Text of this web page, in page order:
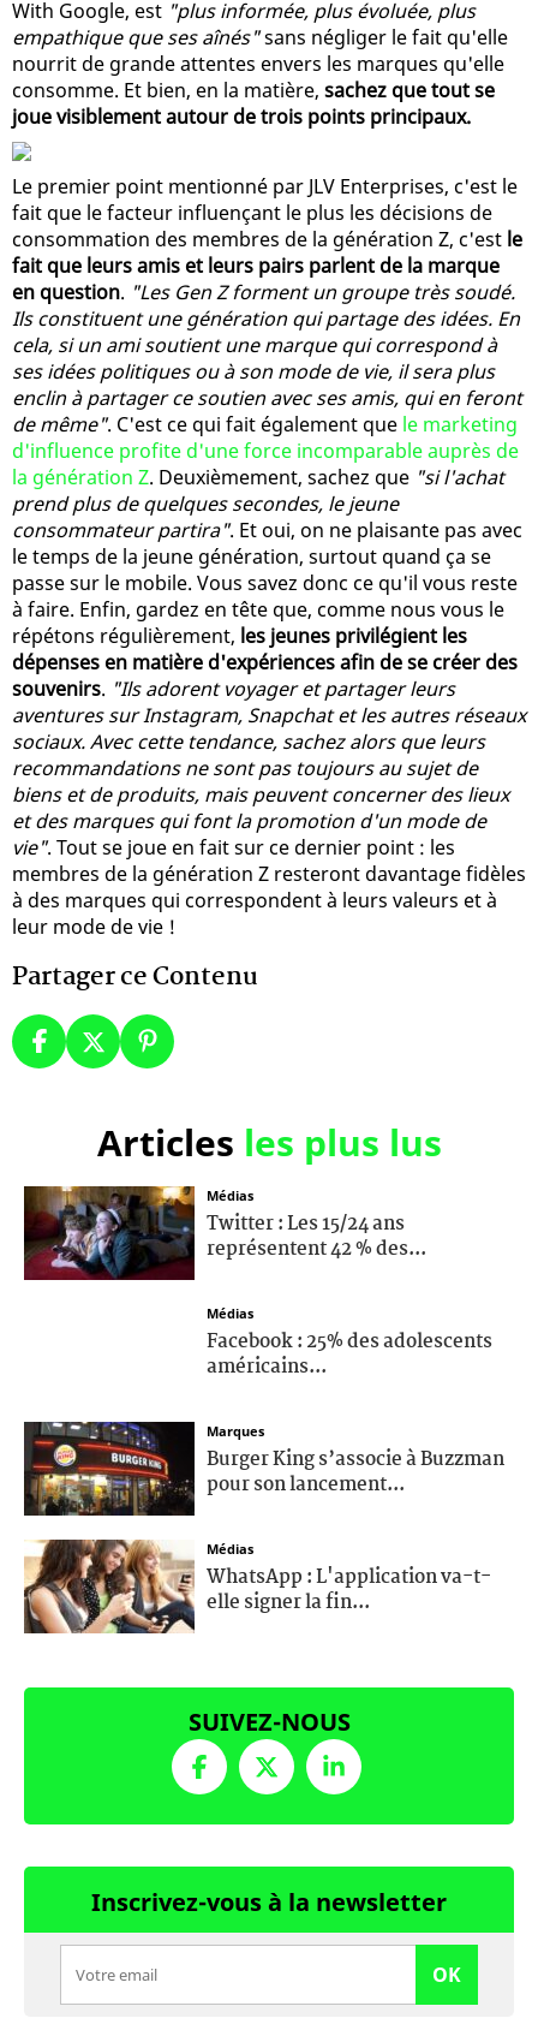
With Google, est "plus informée, plus évoluée, plus
empathique que ses aînés"sans négliger le fait qu'elle
nourrit de grande attentes envers les marques qu'elle
consomme. Et bien, en la matière, sachez que tout se
joue visiblement autour de trois points principaux.
Le premier point mentionné par JLV Enterprises, c'est le
fait que le facteur influençant le plus les décisions de
consommation des membres de la génération Z, c'est le
fait que leurs amis et leurs pairs parlent de la marque
en question. "Les Gen Z forment un groupe très soudé.
Ils constituent une génération qui partage des idées. En
cela, si un ami soutient une marque qui correspond à
ses idées politiques ou à son mode de vie, il sera plus
enclin à partager ce soutien avec ses amis, qui en feront
de même". C'est ce qui fait également que le marketing
d'influence profite d'une force incomparable auprès de
la génération Z. Deuxièmement, sachez que "si l'achat
prend plus de quelques secondes, le jeune
consommateur partira". Et oui, on ne plaisante pas avec
le temps de la jeune génération, surtout quand ça se
passe sur le mobile. Vous savez donc ce qu'il vous reste
à faire. Enfin, gardez en tête que, comme nous vous le
répétons régulièrement, les jeunes privilégient les
dépenses en matière d'expériences afin de se créer des
souvenirs. "Ils adorent voyager et partager leurs
aventures sur Instagram, Snapchat et les autres réseaux
sociaux. Avec cette tendance, sachez alors que leurs
recommandations ne sont pas toujours au sujet de
biens et de produits, mais peuvent concerner des lieux
et des marques qui font la promotion d'un mode de
vie". Tout se joue en fait sur ce dernier point : les
membres de la génération Z resteront davantage fidèles
à des marques qui correspondent à leurs valeurs et à
leur mode de vie !
Partager ce Contenu
Articles les plus lus
Médias
Twitter : Les 15/24 ans
représentent 42 % des...
Médias
Facebook : 25% des adolescents
américains...
Marques
Burger King s’associe à Buzzman
pour son lancement...
Médias
WhatsApp : L'application va-t-
elle signer la fin...
SUIVEZ-NOUS
Inscrivez-vous à la newsletter
OK